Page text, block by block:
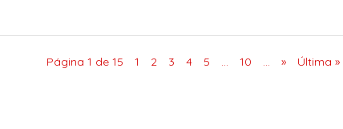
Página 1 de 15 1 2 3 4 5 ... 10 ... » Última »